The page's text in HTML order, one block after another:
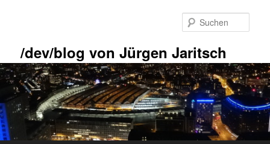
/dev/blog von Jürgen Jaritsch